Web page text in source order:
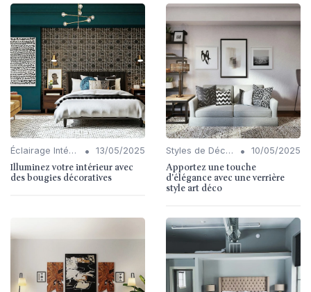
Éclairage Intérieur • 13/05/2025
Illuminez votre intérieur avec
des bougies décoratives
Styles de Décoration Intérieure • 10/05/2025
Apportez une touche
d'élégance avec une verrière
style art déco